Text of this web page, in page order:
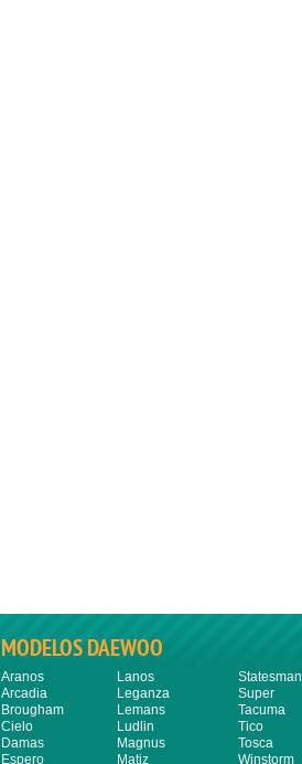
MODELOS DAEWOO
Aranos
Arcadia
Brougham
Cielo
Damas
Espero
Lanos
Leganza
Lemans
Ludlin
Magnus
Matiz
Statesman
Super
Tacuma
Tico
Tosca
Winstorm